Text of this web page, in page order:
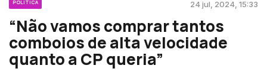
POLÍTICA 24 jul, 2024, 15:33
“Não vamos comprar tantos
comboios de alta velocidade
quanto a CP queria”